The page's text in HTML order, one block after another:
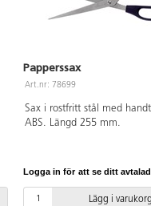
Papperssax
Art.nr: 78699
Sax i rostfritt stål med
ABS. Längd 255 mm.
Logga in för att se ditt
Lägg i